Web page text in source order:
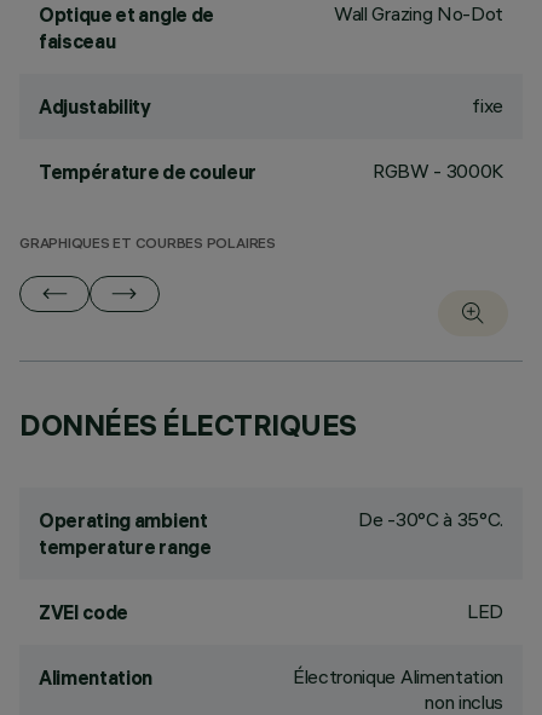
Optique et angle de
faisceau
Wall Grazing No-Dot
Adjustability fixe
Température de couleur RGBW - 3000K
GRAPHIQUES ET COURBES POLAIRES
DONNÉES ÉLECTRIQUES
Operating ambient
temperature range
De -30°C à 35°C.
ZVEI code LED
Alimentation
Électronique Alimentation
non inclus